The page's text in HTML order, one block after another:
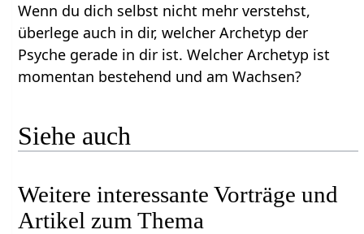
Wenn du dich selbst nicht mehr verstehst,
überlege auch in dir, welcher Archetyp der
Psyche gerade in dir ist. Welcher Archetyp ist
momentan bestehend und am Wachsen?
Siehe auch
Weitere interessante Vorträge und
Artikel zum Thema